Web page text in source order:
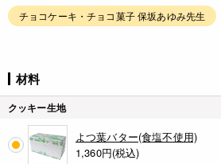
チョコケーキ・チョコ菓子 保坂あゆみ先生
材料
クッキー生地
よつ葉バター(食塩不使用)
1,360円(税込)